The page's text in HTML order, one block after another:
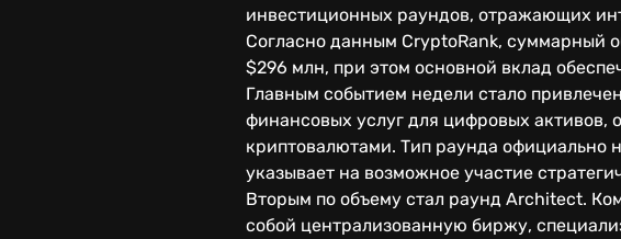
инвестиционных раундов, отражающих
Согласно данным CryptoRank, суммарный
$296 млн, при этом основной вклад
Главным событием недели стало
финансовых услуг для цифровых активов,
криптовалютами. Тип раунда официально
указывает на возможное участие
Вторым по объему стал раунд Architect.
собой централизованную биржу,